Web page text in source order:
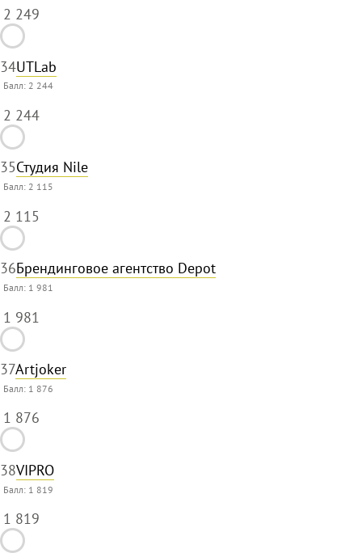
2 249
34UTLab
Балл: 2 244
2 244
35Студия Nile
Балл: 2 115
2 115
36Брендинговое агентство Depot
Балл: 1 981
1 981
37Artjoker
Балл: 1 876
1 876
38VIPRO
Балл: 1 819
1 819